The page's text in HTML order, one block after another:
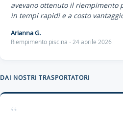
avevano ottenuto il riempimento
in tempi rapidi e a costo
Arianna G.
Riempimento piscina · 24 aprile 2026
DAI NOSTRI TRASPORTATORI
“